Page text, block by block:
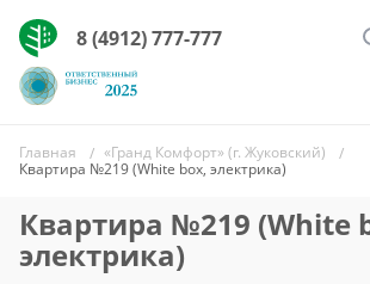
8 (4912) 777-777
Главная
«Гранд Комфорт» (г. Жуковский)
Квартира №219 (White box, электрика)
Квартира №219 (White
электрика)